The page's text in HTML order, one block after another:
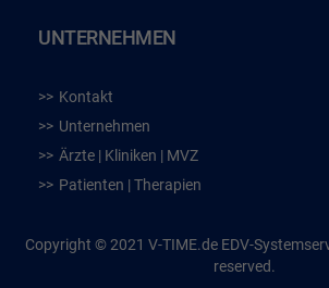
UNTERNEHMEN
Kontakt
Unternehmen
Ärzte | Kliniken | MVZ
Patienten | Therapien
Copyright © 2021 V-TIME.de EDV-
reserved.